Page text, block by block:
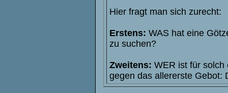
Hier fragt man sich zurecht:
Erstens: WAS hat eine
zu suchen?
Zweitens: WER ist für solch
gegen das allererste Gebot: